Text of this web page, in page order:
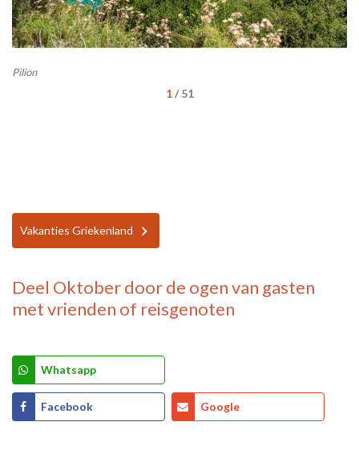
Pilion
1/51
Vakanties Griekenland
Deel Oktober door de ogen van gasten
met vrienden of reisgenoten
Whatsapp
Facebook Google